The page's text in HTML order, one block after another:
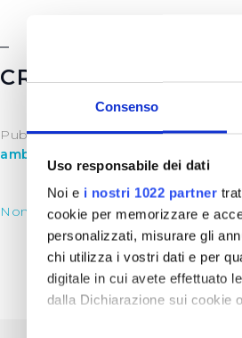
Consenso
Uso responsabile dei dati
Noi e i nostri 1022 partner
cookie per memorizzare e
personalizzati, misurare gli
chi utilizza i vostri dati e per
digitale in cui avete effettuato
dalla Dichiarazione sui cookie
CRITERI DI
Publiacqua per l'anno2022,
ambiente
Nomina della Commissione